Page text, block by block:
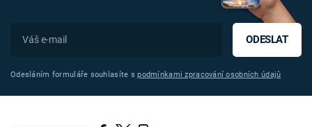
ODESLAT
Odesláním formuláře souhlasíte spodmínkami zpracování osobních údajů